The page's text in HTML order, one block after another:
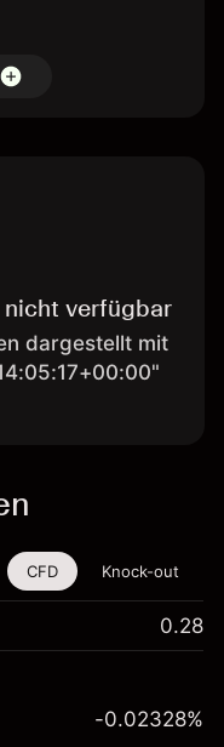
verfügbar
dargestellt mit
für das Traden
Verfügung.
CFD Knock-out
0.28
-0.02328%